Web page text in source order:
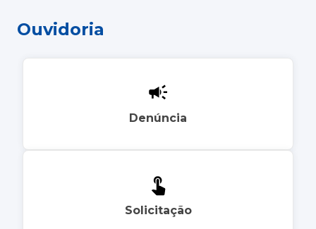
Ouvidoria
Denúncia
Solicitação